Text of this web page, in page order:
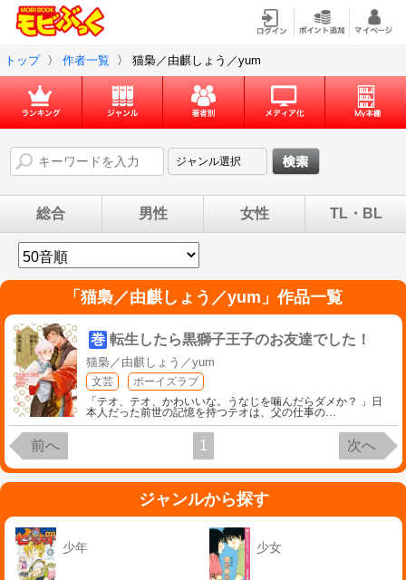
トップ 〉 作者一覧 〉 猫梟／由麒しょう／yum
総合 男性 女性 TL・BL
「猫梟／由麒しょう／yum 」作品一覧
巻 転生したら黒獅子王子のお友達でした！
猫梟／由麒しょう／yum
文芸
ボーイズラブ
「テオ、テオ、かわいいな。うなじを噛んだらダメか？ 」日
本人だった前世の記憶を持つテオは、父の仕事の…
前へ 1 次へ
ジャンルから探す
少年 少女